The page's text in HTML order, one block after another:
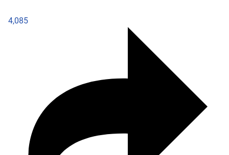
4,085